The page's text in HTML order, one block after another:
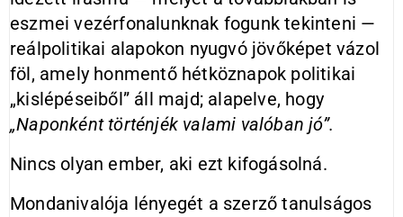
eszmei vezérfonalunknak fogunk tekinteni —
reálpolitikai alapokon nyugvó jövőképet vázol
föl, amely honmentő hétköznapok politikai
„kislépéseiből” áll majd; alapelve, hogy
„Naponként történjék valami valóban jó”.
Nincs olyan ember, aki ezt kifogásolná.
Mondanivalója lényegét a szerző tanulságos